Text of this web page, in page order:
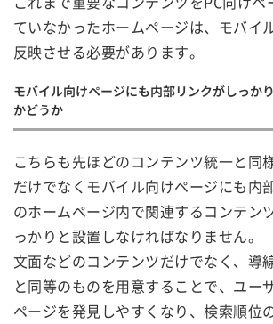
ていなかったホームページは、モバイ
反映させる必要があります。
モバイル向けページにも内部リンクがしっか
かどうか
こちらも先ほどのコンテンツ統一と同
だけでなくモバイル向けページにも内
のホームページ内で関連するコンテン
っかりと設置しなければなりません。
文面などのコンテンツだけでなく、導
と同等のものを用意することで、ユー
ページを発見しやすくなり、検索順位